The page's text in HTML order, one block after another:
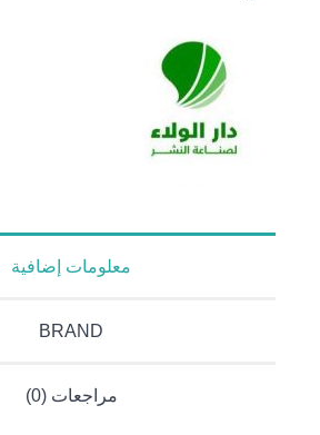
معلومات إضافية
BRAND
مراجعات (0)